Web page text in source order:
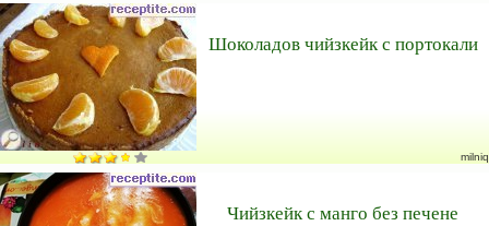
Шоколадов чийзкейк с портокали
milniq
Чийзкейк с манго без печене